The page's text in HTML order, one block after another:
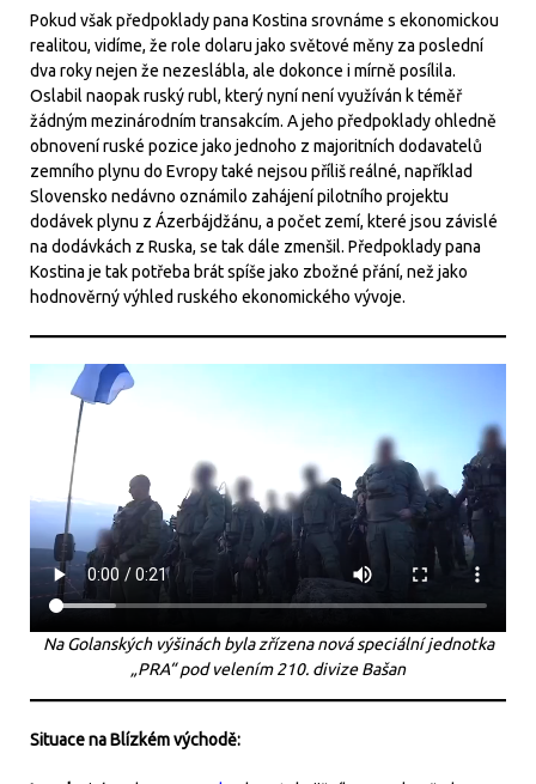
Pokud však předpoklady pana Kostina srovnáme s ekonomickou
realitou, vidíme, že role dolaru jako světové měny za poslední
dva roky nejen že nezeslábla, ale dokonce i mírně posílila.
Oslabil naopak ruský rubl, který nyní není využíván k téměř
žádným mezinárodním transakcím. A jeho předpoklady ohledně
obnovení ruské pozice jako jednoho z majoritních dodavatelů
zemního plynu do Evropy také nejsou příliš reálné, například
Slovensko nedávno oznámilo zahájení pilotního projektu
dodávek plynu z Ázerbájdžánu, a počet zemí, které jsou závislé
na dodávkách z Ruska, se tak dále zmenšil. Předpoklady pana
Kostina je tak potřeba brát spíše jako zbožné přání, než jako
hodnověrný výhled ruského ekonomického vývoje.
Na Golanských výšinách byla zřízena nová speciální jednotka
„PRA“ pod velením 210. divize Bašan
Situace na Blízkém východě: